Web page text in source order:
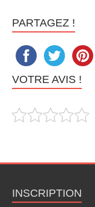
PARTAGEZ !
VOTRE AVIS !
INSCRIPTION